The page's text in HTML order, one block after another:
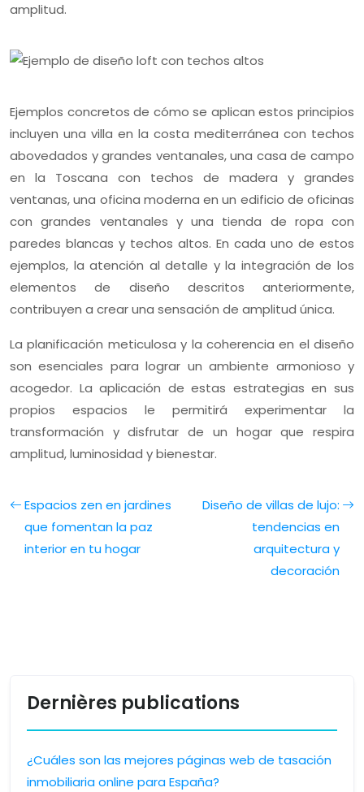
amplitud.
Ejemplos concretos de cómo se aplican estos principios
incluyen una villa en la costa mediterránea con techos
abovedados y grandes ventanales, una casa de campo
en la Toscana con techos de madera y grandes
ventanas, una oficina moderna en un edificio de oficinas
con grandes ventanales y una tienda de ropa con
paredes blancas y techos altos. En cada uno de estos
ejemplos, la atención al detalle y la integración de los
elementos de diseño descritos anteriormente,
contribuyen a crear una sensación de amplitud única.
La planificación meticulosa y la coherencia en el diseño
son esenciales para lograr un ambiente armonioso y
acogedor. La aplicación de estas estrategias en sus
propios espacios le permitirá experimentar la
transformación y disfrutar de un hogar que respira
amplitud, luminosidad y bienestar.
Espacios zen en jardines
que fomentan la paz
interior en tu hogar
Diseño de villas de lujo:
tendencias en
arquitectura y
decoración
Dernières publications
¿Cuáles son las mejores páginas web de tasación
inmobiliaria online para España?